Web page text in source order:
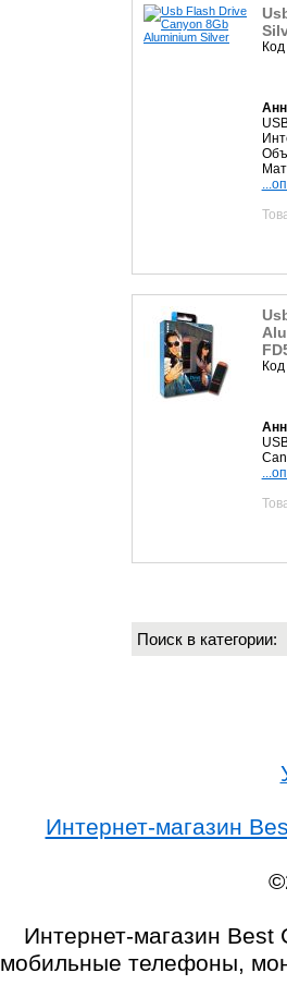
Поиск в
Интернет-магазин
Интернет-магазин Best
мобильные телефоны,